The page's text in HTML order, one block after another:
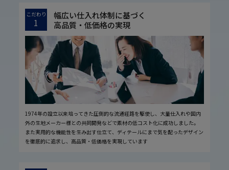
こだわり
1
幅広い仕入れ体制に基づく
高品質・低価格の実現
1974年の設立以来培ってきた圧倒的な流通経路を駆使し、大量仕入れや国内
外の生地メーカー様との共同開発などで素材の低コスト化に成功しました。
また実用的な機能性を生み出す仕立て、ディテールにまで気を配ったデザイン
を徹底的に追求し、高品質・低価格を実現しています